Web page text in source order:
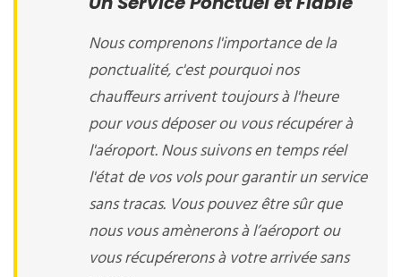
Nous comprenons l'importance de la
ponctualité, c'est pourquoi nos
chauffeurs arrivent toujours à l'heure
pour vous déposer ou vous récupérer à
l'aéroport. Nous suivons en temps réel
l'état de vos vols pour garantir un service
sans tracas. Vous pouvez être sûr que
nous vous amènerons à l’aéroport ou
vous récupérerons à votre arrivée sans